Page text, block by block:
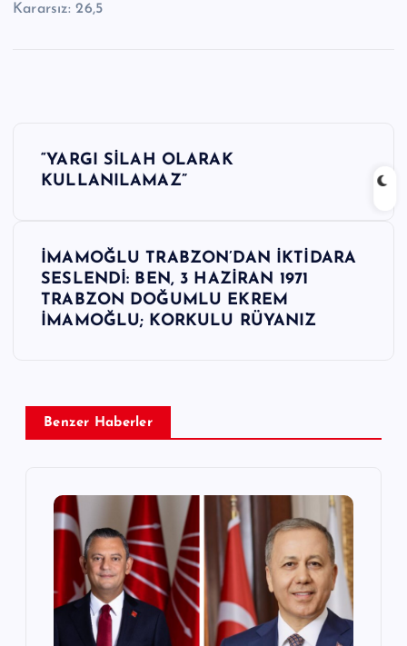
Kararsız: 26,5
z
“YARGI SİLAH OLARAK
KULLANILAMAZ”
İMAMOĞLU TRABZON’DAN İKTİDARA
SESLENDİ: BEN, 3 HAZİRAN 1971
TRABZON DOĞUMLU EKREM
İMAMOĞLU; KORKULU RÜYANIZ
Benzer Haberler